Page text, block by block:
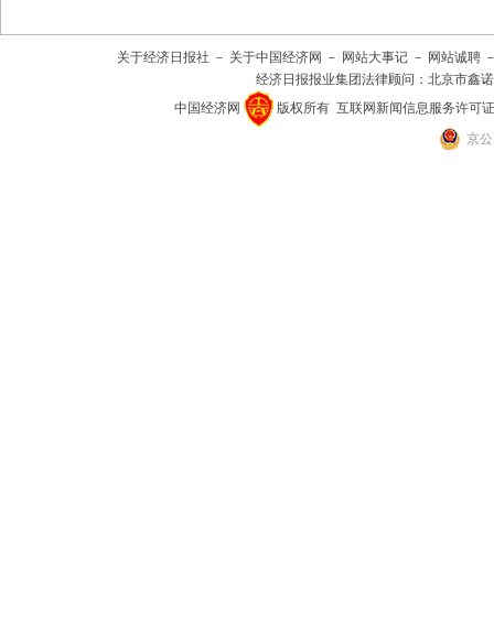
关于经济日报社 － 关于中国经济网 － 网站大事记 － 网站诚聘
经济日报报业集团法律顾问： 北京市鑫
中国经济网
版权所有 互联网新闻信息服务许可证
京公